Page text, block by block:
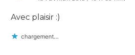
Avec plaisir :)
chargement…